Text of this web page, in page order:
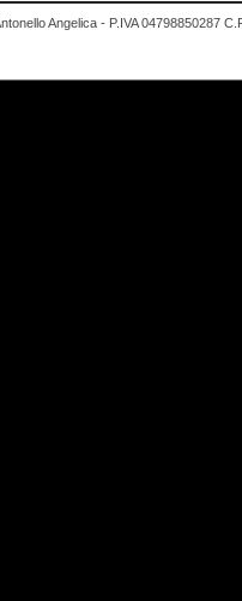
Angelica - P.IVA 04798850287